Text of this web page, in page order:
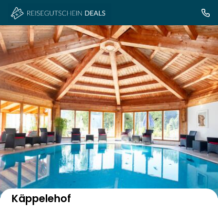
Auf der Karte anzeigen
Käppelehof